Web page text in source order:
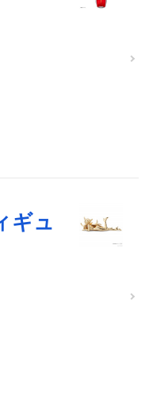
ギュ